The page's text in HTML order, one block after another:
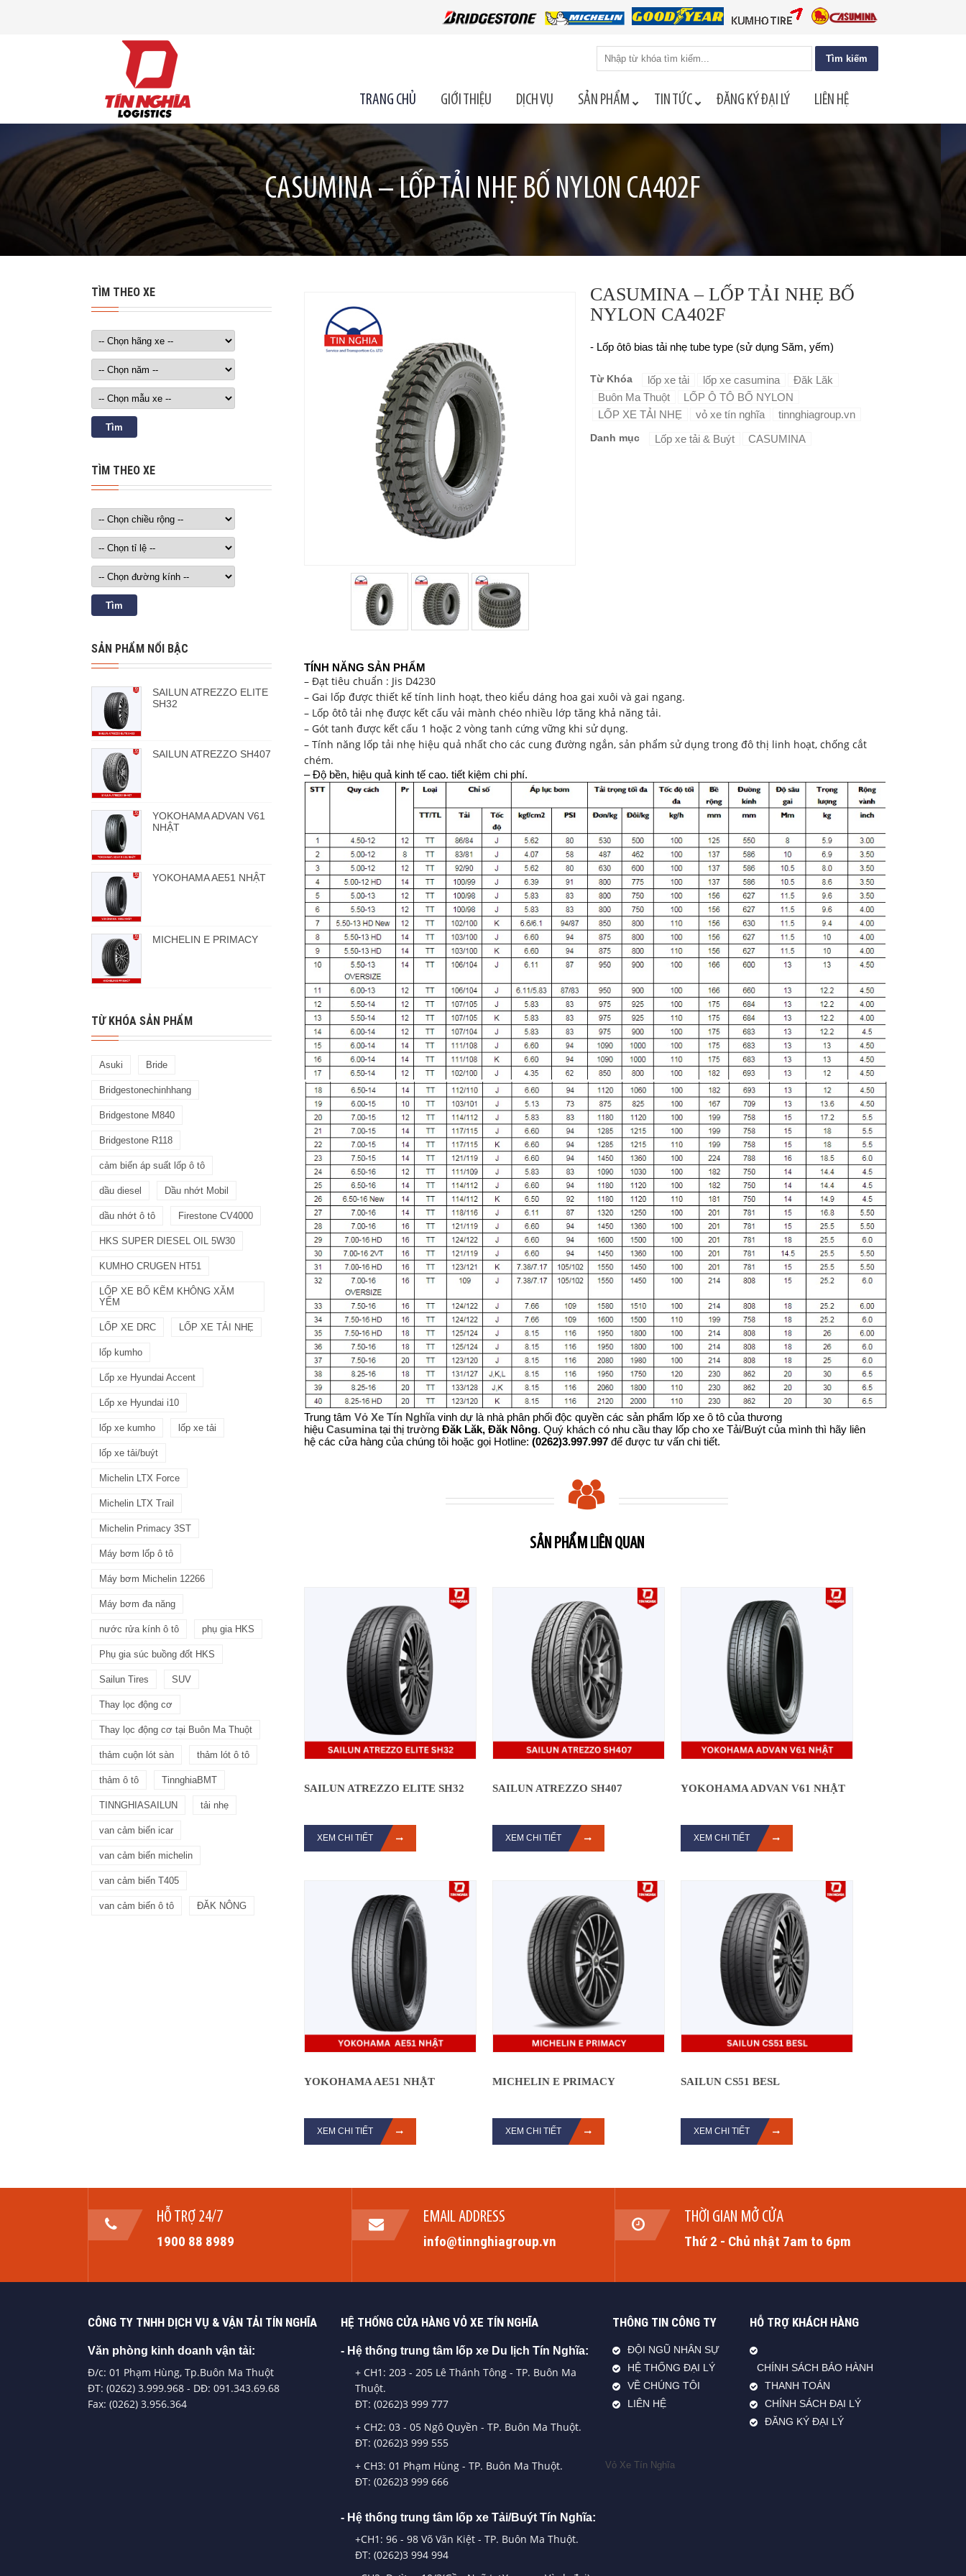
kiếm
TRANG CHỦ GIỚI THIỆU DỊCH VỤ SẢN PHẨM TIN TỨC ĐĂNG KÝ ĐẠI LÝ LIÊN HỆ
CASUMINA – LỐP TẢI NHẸ BỐ NYLON CA402F
TÌM THEO XE
TÌM THEO XE
SẢN PHẨM NỔI BẬC
SAILUN ATREZZO ELITE
SH32
SAILUN ATREZZO SH407
YOKOHAMA ADVAN V61
NHẬT
YOKOHAMA AE51 NHẬT
MICHELIN E PRIMACY
TỪ KHÓA SẢN PHẨM
Asuki Bride
Bridgestonechinhhang
Bridgestone M840
Bridgestone R118
cảm biến áp suất lốp ô tô
dầu diesel Dầu nhớt Mobil
dầu nhớt ô tô Firestone CV4000
HKS SUPER DIESEL OIL 5W30
KUMHO CRUGEN HT51
LỐP XE BỐ KẼM KHÔNG XĂM
YẾM
LỐP XE DRC LỐP XE TẢI NHẸ
lốp kumho
Lốp xe Hyundai Accent
Lốp xe Hyundai i10
lốp xe kumho lốp xe tải
lốp xe tải/buýt
Michelin LTX Force
Michelin LTX Trail
Michelin Primacy 3ST
Máy bơm lốp ô tô
Máy bơm Michelin 12266
Máy bơm đa năng
nước rửa kính ô tô phụ gia HKS
Phụ gia súc buồng đốt HKS
Sailun Tires SUV
Thay lọc động cơ
Thay lọc động cơ tại Buôn Ma Thuột
thảm cuộn lót sàn thảm lót ô tô
thảm ô tô TinnghiaBMT
TINNGHIASAILUN tải nhẹ
van cảm biến icar
van cảm biến michelin
van cảm biến T405
van cảm biến ô tô ĐĂK NÔNG
CASUMINA – LỐP TẢI NHẸ BỐ
NYLON CA402F
- Lốp ôtô bias tải nhẹ tube type (sử dụng Săm, yếm)
Từ Khóa lốp xe tải lốp xe casumina
Đăk Lăk
Buôn Ma Thuột
LỐP Ô TÔ BỐ NYLON
LỐP XE TẢI NHẸ
vỏ xe tín nghĩa tinnghiagroup.vn
Danh mục Lốp xe tải & Buýt CASUMINA
TÍNH NĂNG SẢN PHẨM
– Đạt tiêu chuẩn : Jis D4230
– Gai lốp được thiết kế tính linh hoạt, theo kiểu dáng hoa gai xuôi và gai ngang.
– Lốp ôtô tải nhẹ được kết cấu vải mành chéo nhiều lớp tăng khả năng tải.
– Gót tanh được kết cấu 1 hoặc 2 vòng tanh cứng vững khi sử dụng.
– Tính năng lốp tải nhẹ hiệu quả nhất cho các cung đường ngắn, sản phẩm sử dụng trong đô thị linh hoạt, chống cắt
chém.
– Độ bền, hiệu quả kinh tế cao. tiết kiệm chi phí.
Trung tâm Vỏ Xe Tín Nghĩavinh dự là nhà phân phối độc quyền các sản phẩm lốp xe ô tô của thương
hiệu Casuminatại thị trường Đăk Lăk, Đăk Nông. Quý khách có nhu cầu thay lốp cho xe Tải/Buýt của mình thì hãy liên
hệ các cửa hàng của chúng tôi hoặc gọi Hotline: (0262)3.997.997để được tư vấn chi tiết.
SẢN PHẨM LIÊN QUAN
SAILUN ATREZZO ELITE SH32
XEM CHI TIẾT
SAILUN ATREZZO SH407
XEM CHI TIẾT
YOKOHAMA ADVAN V61 NHẬT
XEM CHI TIẾT
YOKOHAMA AE51 NHẬT
XEM CHI TIẾT
MICHELIN E PRIMACY
XEM CHI TIẾT
SAILUN CS51 BESL
XEM CHI TIẾT
HỖ TRỢ 24/7
1900 88 8989
EMAIL ADDRESS
info@tinnghiagroup.vn
THỜI GIAN MỞ CỬA
Thứ 2 - Chủ nhật 7am to 6pm
CÔNG TY TNHH DỊCH VỤ & VẬN TẢI TÍN NGHĨA
Văn phòng kinh doanh vận tải:
Đ/c: 01 Phạm Hùng, Tp.Buôn Ma Thuột
ĐT: (0262) 3.999.968 - DĐ: 091.343.69.68
Fax: (0262) 3.956.364
HỆ THỐNG CỬA HÀNG VỎ XE TÍN NGHĨA
- Hệ thống trung tâm lốp xe Du lịch Tín Nghĩa:
+ CH1: 203 - 205 Lê Thánh Tông - TP. Buôn Ma
Thuột.
ĐT: (0262)3 999 777
+ CH2: 03 - 05 Ngô Quyền - TP. Buôn Ma Thuột.
ĐT: (0262)3 999 555
+ CH3: 01 Phạm Hùng - TP. Buôn Ma Thuột.
ĐT: (0262)3 999 666
- Hệ thống trung tâm lốp xe Tải/Buýt Tín Nghĩa:
+CH1: 96 - 98 Võ Văn Kiệt - TP. Buôn Ma Thuột.
ĐT: (0262)3 994 994
THÔNG TIN CÔNG TY
ĐỘI NGŨ NHÂN SỰ
HỆ THỐNG ĐẠI LÝ
VỀ CHÚNG TÔI
LIÊN HỆ
HỖ TRỢ KHÁCH HÀNG
CHÍNH SÁCH BẢO HÀNH
THANH TOÁN
CHÍNH SÁCH ĐẠI LÝ
ĐĂNG KÝ ĐẠI LÝ
Vỏ Xe Tín Nghĩa